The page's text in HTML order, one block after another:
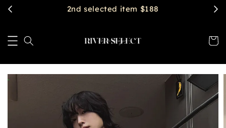
$2888 get free shipping